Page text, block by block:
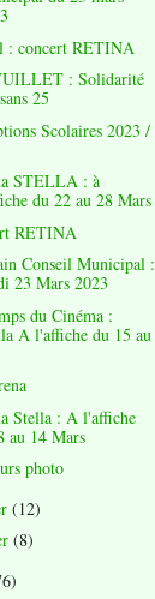
: concert RETINA
: Solidarité
25
Scolaires 2023 /
STELLA : à
du 22 au 28 Mars
RETINA
Conseil Municipal :
23 Mars 2023
du Cinéma :
A l'affiche du 15 au
Stella : A l'affiche
au 14 Mars
photo
(12)
(8)